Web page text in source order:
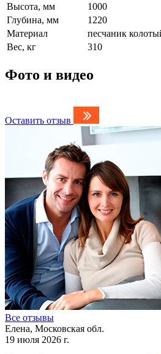
Высота, мм
1000
Глубина, мм
1220
Материал
песчаник
Вес, кг
310
Фото и видео
Оставить отзыв
Все отзывы
Елена, Московская обл.
19 июля 2026 г.